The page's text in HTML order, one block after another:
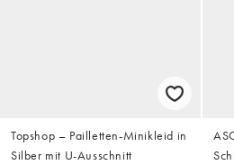
Topshop – Pailletten-Minikleid in
Silber mit U-Ausschnitt